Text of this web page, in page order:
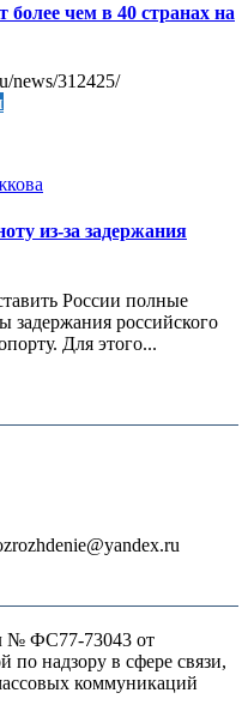
чем в 40 странах на
news/312425/
из-за задержания
России полные
задержания российского
Для этого...
№ ФС77-73043 от
по надзору в сфере связи,
коммуникаций